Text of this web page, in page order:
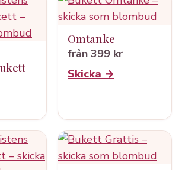
Omtanke
från 399 kr
Skicka →